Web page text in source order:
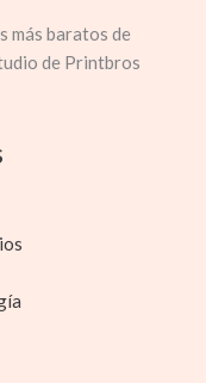
más baratos de
de Printbros